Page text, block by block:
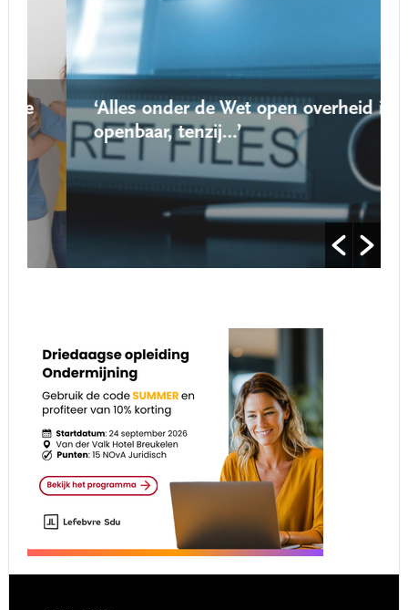
‘Alles onder de Wet open overheid is
openbaar, tenzij…’